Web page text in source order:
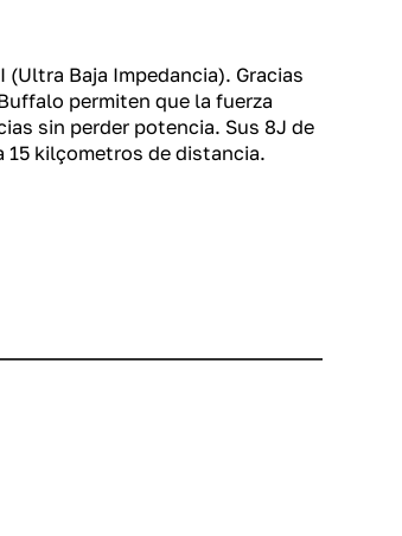
Baja Impedancia). Gracias
permiten que la fuerza
sin perder potencia. Sus 8J de
kilçometros de distancia.